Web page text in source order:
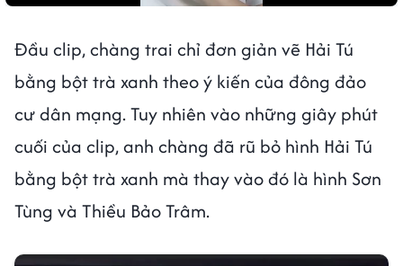
Đầu clip, chàng trai chỉ đơn giản vẽ Hải Tú
bằng bột trà xanh theo ý kiến của đông đảo
cư dân mạng. Tuy nhiên vào những giây phút
cuối của clip, anh chàng đã rũ bỏ hình Hải Tú
bằng bột trà xanh mà thay vào đó là hình Sơn
Tùng và Thiều Bảo Trâm.